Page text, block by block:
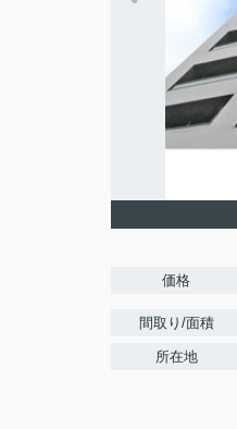
価格
間取り/面積
所在地